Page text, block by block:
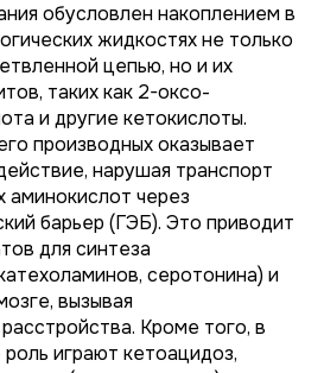
обусловлен накоплением в
жидкостях не только
цепью, но и их
таких как 2-оксо-
и другие кетокислоты.
производных оказывает
нарушая транспорт
аминокислот через
барьер (ГЭБ). Это приводит
для синтеза
серотонина) и
вызывая
Кроме того, в
играют кетоацидоз,